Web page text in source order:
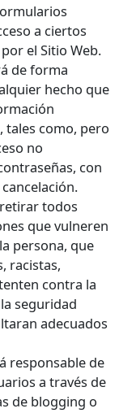
a ciertos
el Sitio Web.
de forma
hecho que
como, pero
no
con
todos
que vulneren
persona, que
racistas,
contra la
seguridad
adecuados
responsable de
a través de
de blogging o